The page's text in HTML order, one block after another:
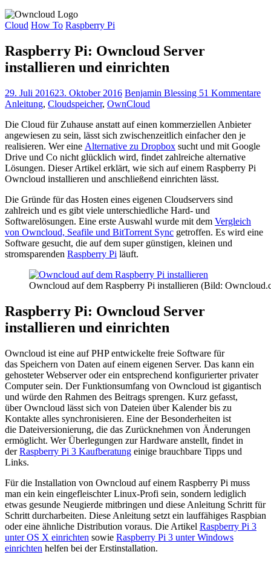
Cloud How To Raspberry Pi
Raspberry Pi: Owncloud Server
installieren und einrichten
29. Juli 201623. Oktober 2016 Benjamin Blessing 51 Kommentare
Anleitung, Cloudspeicher, OwnCloud
Die Cloud für Zuhause anstatt auf einen kommerziellen Anbieter
angewiesen zu sein, lässt sich zwischenzeitlich einfacher den je
realisieren. Wer eine Alternative zu Dropbox sucht und mit Google
Drive und Co nicht glücklich wird, findet zahlreiche alternative
Lösungen. Dieser Artikel erklärt, wie sich auf einem Raspberry Pi
Owncloud installieren und anschließend einrichten lässt.
Die Gründe für das Hosten eines eigenen Cloudservers sind
zahlreich und es gibt viele unterschiedliche Hard- und
Softwarelösungen. Eine erste Auswahl wurde mit dem Vergleich
von Owncloud, Seafile und BitTorrent Sync getroffen. Es wird eine
Software gesucht, die auf dem super günstigen, kleinen und
stromsparenden Raspberry Pi läuft.
Owncloud auf dem Raspberry Pi installieren (Bild:
Raspberry Pi: Owncloud Server
installieren und einrichten
Owncloud ist eine auf PHP entwickelte freie Software für
das Speichern von Daten auf einem eigenen Server. Das kann ein
gehosteter Webserver oder ein entsprechend konfigurierter privater
Computer sein. Der Funktionsumfang von Owncloud ist gigantisch
und würde den Rahmen des Beitrags sprengen. Kurz gefasst,
über Owncloud lässt sich von Dateien über Kalender bis zu
Kontakte alles synchronisieren. Eine der Besonderheiten ist
die Dateiversionierung, die das Zurücknehmen von Änderungen
ermöglicht. Wer Überlegungen zur Hardware anstellt, findet in
derRaspberry Pi 3 Kaufberatung einige brauchbare Tipps und
Links.
Für die Installation von Owncloud auf einem Raspberry Pi muss
man ein kein eingefleischter Linux-Profi sein, sondern lediglich
etwas gesunde Neugierde mitbringen und diese Anleitung Schritt für
Schritt durcharbeiten. Diese Anleitung setzt ein lauffähiges Raspbian
oder eine ähnliche Distribution voraus. Die Artikel Raspberry Pi 3
unter OS X einrichten sowie Raspberry Pi 3 unter Windows
einrichten helfen bei der Erstinstallation.